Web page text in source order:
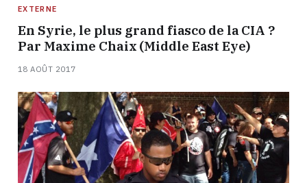
EXTERNE
En Syrie, le plus grand fiasco de la CIA ?
Par Maxime Chaix (Middle East Eye)
18 AOÛT 2017